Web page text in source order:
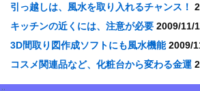
引っ越しは、風水を取り入れるチャンス！
キッチンの近くには、注意が必要 2009/11/
3D間取り図作成ソフトにも風水機能 2009/
コスメ関連品など、化粧台から変わる金運